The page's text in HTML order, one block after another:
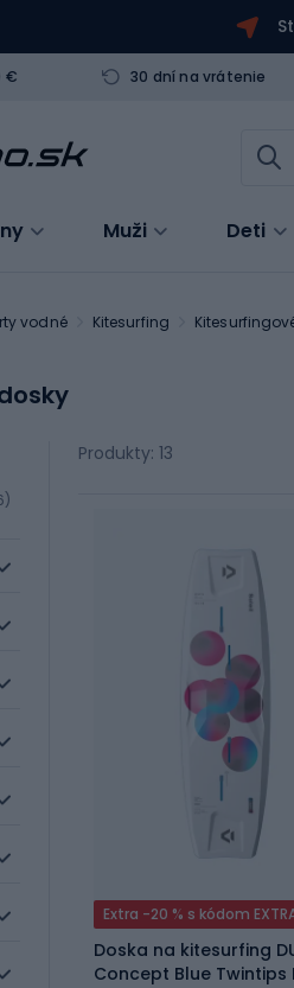
€ 30 dní na vrátenie
Muži Deti
vodné Kitesurfing
Produkty: 13
Extra -20 % s kódom
Doska na kitesurfing
Concept Blue Twintips